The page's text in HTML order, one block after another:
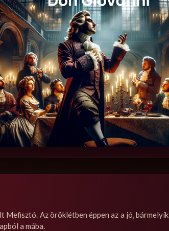
Mefisztó. Az öröklétben éppen az a jó, bármelyik
a mába.